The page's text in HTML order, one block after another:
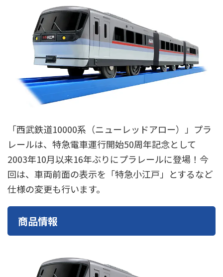
テコロシリーズ・はじめてのプラレール
プラレール博 in TOKYO
ベーシックセット・車両レールセット レールと情景
レールセット 京成電鉄グループ
小田急電鉄 新幹線 東京メトロ 東京都交通局
東武鉄道
蒸気機関車 西武鉄道 近鉄
「西武鉄道10000系（ニューレッドアロー）」プラ
レールは、特急電車運行開始50周年記念として
2003年10月以来16年ぶりにプラレールに登場！今
回は、車両前面の表示を「特急小江戸」とするなど
仕様の変更も行います。
商品情報